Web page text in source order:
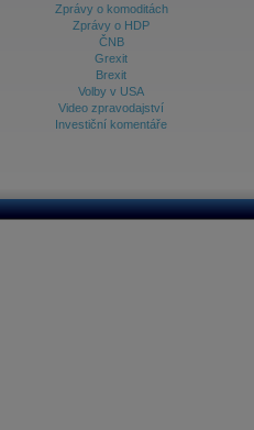
Zprávy o komoditách
Zprávy o HDP
ČNB
Grexit
Brexit
Volby v USA
Video zpravodajství
Investiční komentáře